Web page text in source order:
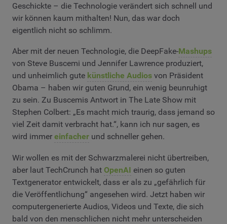
Geschickte – die Technologie verändert sich schnell und
wir können kaum mithalten! Nun, das war doch
eigentlich nicht so schlimm.
Aber mit der neuen Technologie, die DeepFake-Mashups
von Steve Buscemi und Jennifer Lawrence produziert,
und unheimlich gute künstliche Audios von Präsident
Obama – haben wir guten Grund, ein wenig beunruhigt
zu sein. Zu Buscemis Antwort in The Late Show mit
Stephen Colbert: „Es macht mich traurig, dass jemand so
viel Zeit damit verbracht hat.“, kann ich nur sagen, es
wird immer einfacher und schneller gehen.
Wir wollen es mit der Schwarzmalerei nicht übertreiben,
aber laut TechCrunch hat OpenAI einen so guten
Textgenerator entwickelt, dass er als zu „gefährlich für
die Veröffentlichung“ angesehen wird. Jetzt haben wir
computergenerierte Audios, Videos und Texte, die sich
bald von den menschlichen nicht mehr unterscheiden